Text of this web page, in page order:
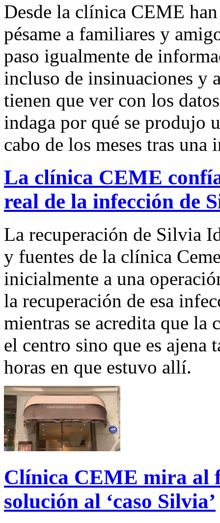
Desde la clínica CEME
pésame a familiares y
paso igualmente de
incluso de insinuaciones y
tienen que ver con los
indaga por qué se produjo
cabo de los meses tras
La clínica CEME
real de la infección de
La recuperación de Silvia
y fuentes de la clínica
inicialmente a una
la recuperación de esa
mientras se acredita que
el centro sino que es ajena
horas en que estuvo allí.
Clínica CEME mira al
solución al ‘caso Silvia’